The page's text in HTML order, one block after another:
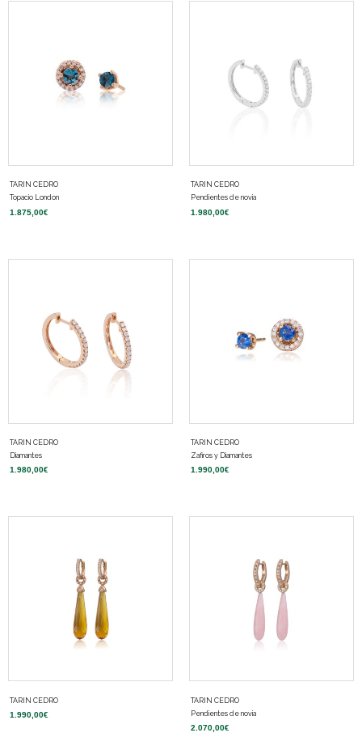
TARIN CEDRO
Topacio London
1.875,00€
TARIN CEDRO
Pendientes de novia
1.980,00€
TARIN CEDRO
Diamantes
1.980,00€
TARIN CEDRO
Zafiros y Diamantes
1.990,00€
TARIN CEDRO
1.990,00€
TARIN CEDRO
Pendientes de novia
2.070,00€